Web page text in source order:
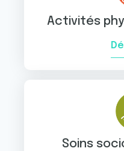
Activités
Soins